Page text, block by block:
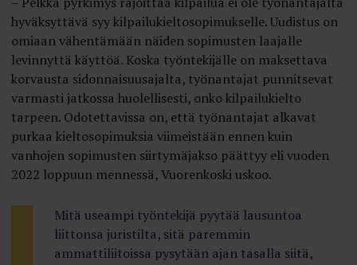
hyväksyttävä syy kilpailukieltosopimukselle. Uudistus on
omiaan vähentämään näiden sopimusten laajalle
levinnyttä käyttöä. Koska työntekijälle on maksettava
korvausta sidonnaisuusajalta, työnantajat punnitsevat
varmasti jatkossa huolellisesti, onko kilpailukielto
tarpeen. Odotettavissa on, että työnantajat alkavat
purkaa kieltosopimuksia viimeistään ennen kuin
vanhojen sopimusten siirtymäjakso päättyy eli vuoden
2022 loppuun mennessä, Vuorenkoski uskoo.
Mitä useampi työntekijä pyytää lausuntoa
liittonsa juristilta, sitä paremmin
ammattiliitoissa pysytään ajan tasalla siitä,